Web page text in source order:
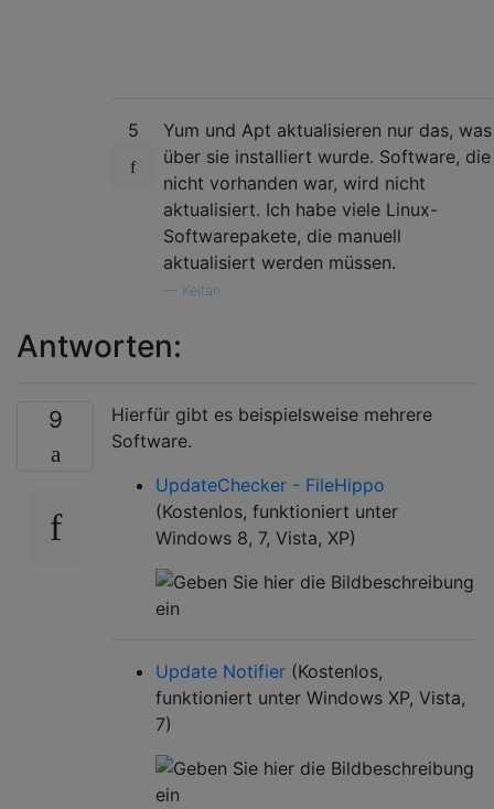
5
Yum und Apt aktualisieren nur das, was
über sie installiert wurde. Software, die
nicht vorhanden war, wird nicht
aktualisiert. Ich habe viele Linux-
Softwarepakete, die manuell
aktualisiert werden müssen.
Keltari
Antworten:
9
Hierfür gibt es beispielsweise mehrere
Software.
UpdateChecker - FileHippo
(Kostenlos, funktioniert unter
Windows 8, 7, Vista, XP)
Update Notifier (Kostenlos,
funktioniert unter Windows XP, Vista,
7)